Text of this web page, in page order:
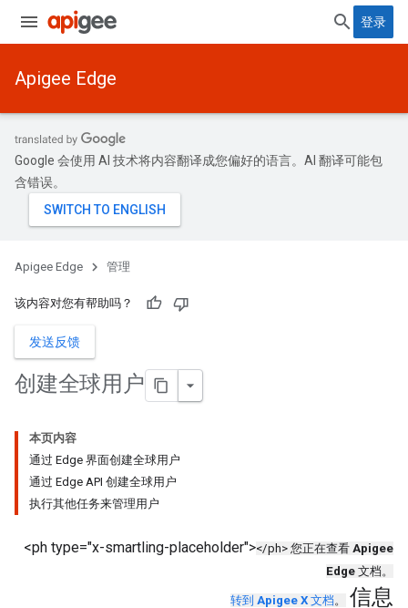
登录
Apigee Edge
Google 会使用 AI 技术将内容翻译成您偏好的语言。AI 翻译可能包
含错误。
Apigee Edge 管理
该内容对您有帮助吗？
发送反馈
创建全球用户
本页内容
通过 Edge 界面创建全球用户
通过 Edge API 创建全球用户
执行其他任务来管理用户
<ph type="x-smartling-placeholder"></ph> 您正在查看 Apigee
Edge 文档。
转到 Apigee X 文档。 信息